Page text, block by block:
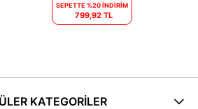
SEPETTE %20 İNDİRİM
799,92 TL
KATEGORİLER